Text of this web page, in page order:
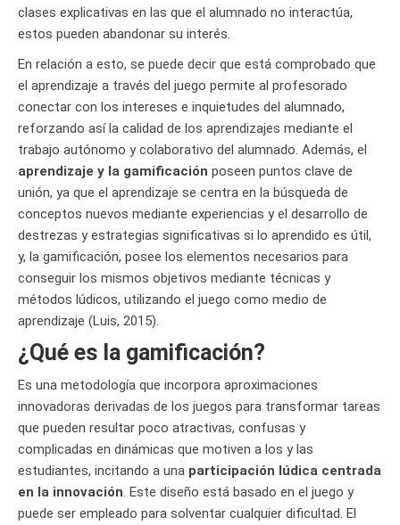
clases explicativas en las que el alumnado no interactúa,
estos pueden abandonar su interés.
En relación a esto, se puede decir que está comprobado que
el aprendizaje a través del juego permite al profesorado
conectar con los intereses e inquietudes del alumnado,
reforzando así la calidad de los aprendizajes mediante el
trabajo autónomo y colaborativo del alumnado. Además, el
aprendizaje y la gamificación poseen puntos clave de
unión, ya que el aprendizaje se centra en la búsqueda de
conceptos nuevos mediante experiencias y el desarrollo de
destrezas y estrategias significativas si lo aprendido es útil,
y, la gamificación, posee los elementos necesarios para
conseguir los mismos objetivos mediante técnicas y
métodos lúdicos, utilizando el juego como medio de
aprendizaje (Luis, 2015).
¿Qué es la gamificación?
Es una metodología que incorpora aproximaciones
innovadoras derivadas de los juegos para transformar tareas
que pueden resultar poco atractivas, confusas y
complicadas en dinámicas que motiven a los y las
estudiantes, incitando a una participación lúdica centrada
en la innovación . Este diseño está basado en el juego y
puede ser empleado para solventar cualquier dificultad. El